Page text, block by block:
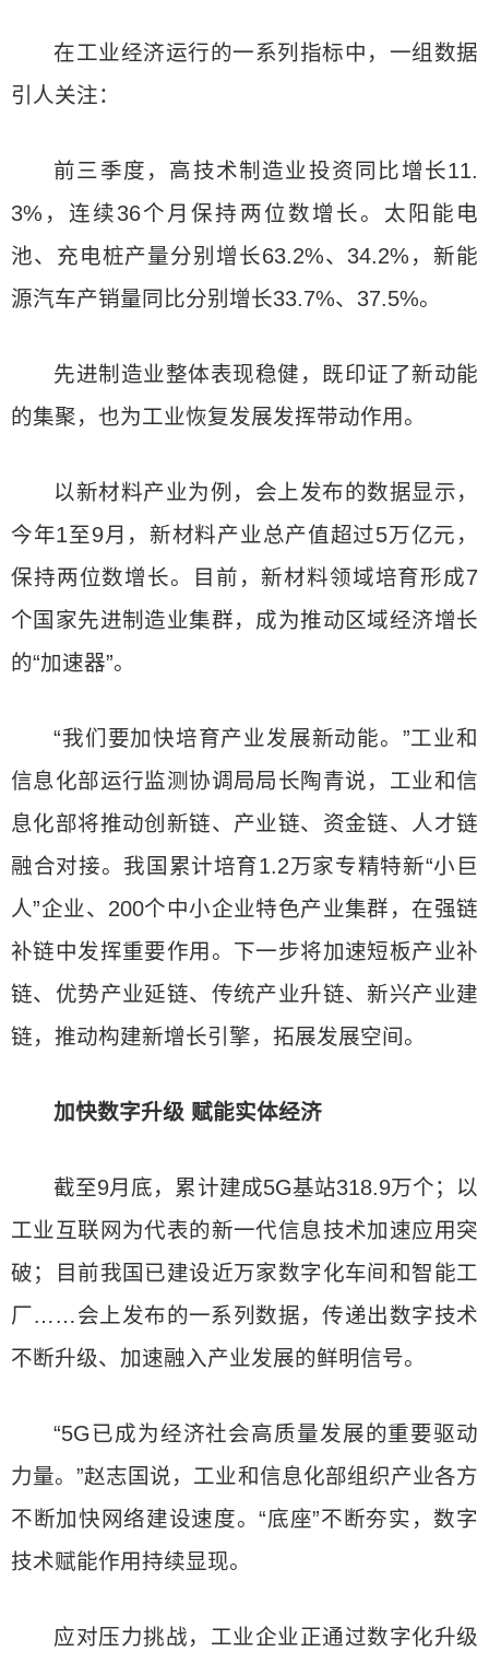
在工业经济运行的一系列指标中，一组数据
引人关注：
前三季度，高技术制造业投资同比增长11.
3%，连续36个月保持两位数增长。太阳能电
池、充电桩产量分别增长63.2%、34.2%，新能
源汽车产销量同比分别增长33.7%、37.5%。
先进制造业整体表现稳健，既印证了新动能
的集聚，也为工业恢复发展发挥带动作用。
以新材料产业为例，会上发布的数据显示，
今年1至9月，新材料产业总产值超过5万亿元，
保持两位数增长。目前，新材料领域培育形成7
个国家先进制造业集群，成为推动区域经济增长
的“加速器”。
“我们要加快培育产业发展新动能。”工业和
信息化部运行监测协调局局长陶青说，工业和信
息化部将推动创新链、产业链、资金链、人才链
融合对接。我国累计培育1.2万家专精特新“小巨
人”企业、200个中小企业特色产业集群，在强链
补链中发挥重要作用。下一步将加速短板产业补
链、优势产业延链、传统产业升链、新兴产业建
链，推动构建新增长引擎，拓展发展空间。
加快数字升级 赋能实体经济
截至9月底，累计建成5G基站318.9万个；以
工业互联网为代表的新一代信息技术加速应用突
破；目前我国已建设近万家数字化车间和智能工
厂……会上发布的一系列数据，传递出数字技术
不断升级、加速融入产业发展的鲜明信号。
“5G已成为经济社会高质量发展的重要驱动
力量。”赵志国说，工业和信息化部组织产业各方
不断加快网络建设速度。“底座”不断夯实，数字
技术赋能作用持续显现。
应对压力挑战，工业企业正通过数字化升级